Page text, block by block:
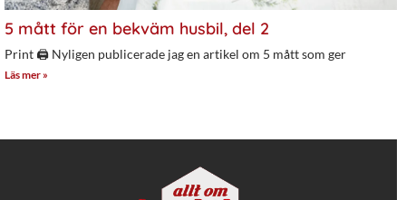
5 mått för en bekväm husbil, del 2
Print 🖨 Nyligen publicerade jag en artikel om 5 mått som ger
Läs mer »